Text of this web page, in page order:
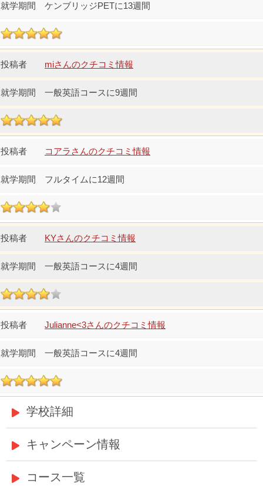
ケンブリッジPETに13週間
miさんのクチコミ情報
一般英語コースに9週間
コアラさんのクチコミ情報
フルタイムに12週間
KYさんのクチコミ情報
一般英語コースに4週間
Julianne<3さんのクチコミ情報
一般英語コースに4週間
学校詳細
キャンペーン情報
コース一覧